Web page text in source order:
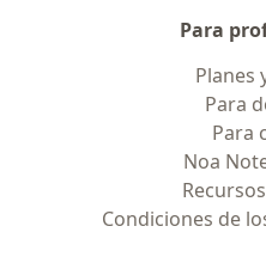
Para
Planes
Para
Para
Noa
Condiciones de